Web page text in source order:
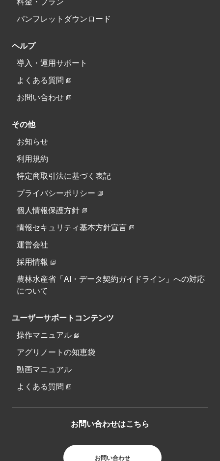
パンフレットダウンロード
ヘルプ
導入・運用サポート
よくある質問
お問い合わせ
その他
お知らせ
利用規約
特定商取引法に基づく表記
プライバシーポリシー
個人情報保護方針
情報セキュリティ基本方針宣言
運営会社
採用情報
農林水産省「AI・データ契約ガイドライン」への対応
について
ユーザーサポートコンテンツ
操作マニュアル
アグリノートの知恵袋
動画マニュアル
よくある質問
お問い合わせはこちら
お問い合わせ